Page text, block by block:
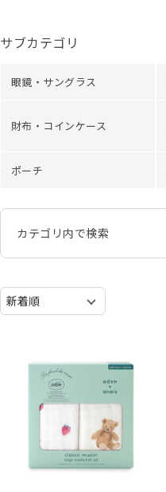
サブカテゴリ
眼鏡・サングラス
財布・コインケース
ポーチ
カテゴリ内で検索